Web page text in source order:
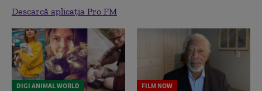
Descarcă aplicația Pro FM
DIGI ANIMAL WORLD FILM NOW